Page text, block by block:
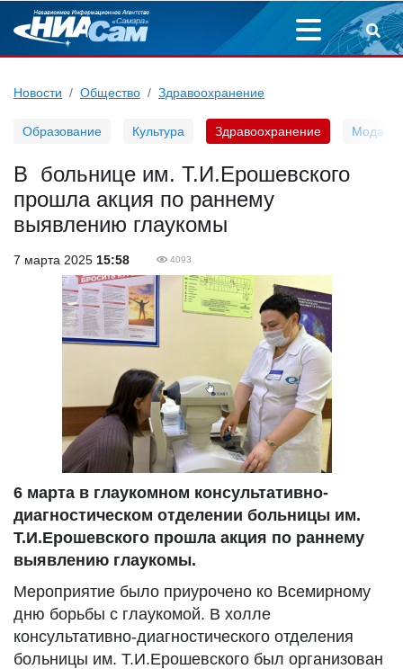
Новости Общество Здравоохранение
Образование Культура Здравоохранение Мода
В больнице им. Т.И.Ерошевского
прошла акция по раннему
выявлению глаукомы
7 марта 2025 15:58 4093
6 марта в глаукомном консультативно-
диагностическом отделении больницы им.
Т.И.Ерошевского прошла акция по раннему
выявлению глаукомы.
Мероприятие было приурочено ко Всемирному
дню борьбы с глаукомой. В холле
консультативно-диагностического отделения
больницы им. Т.И.Ерошевского был организован